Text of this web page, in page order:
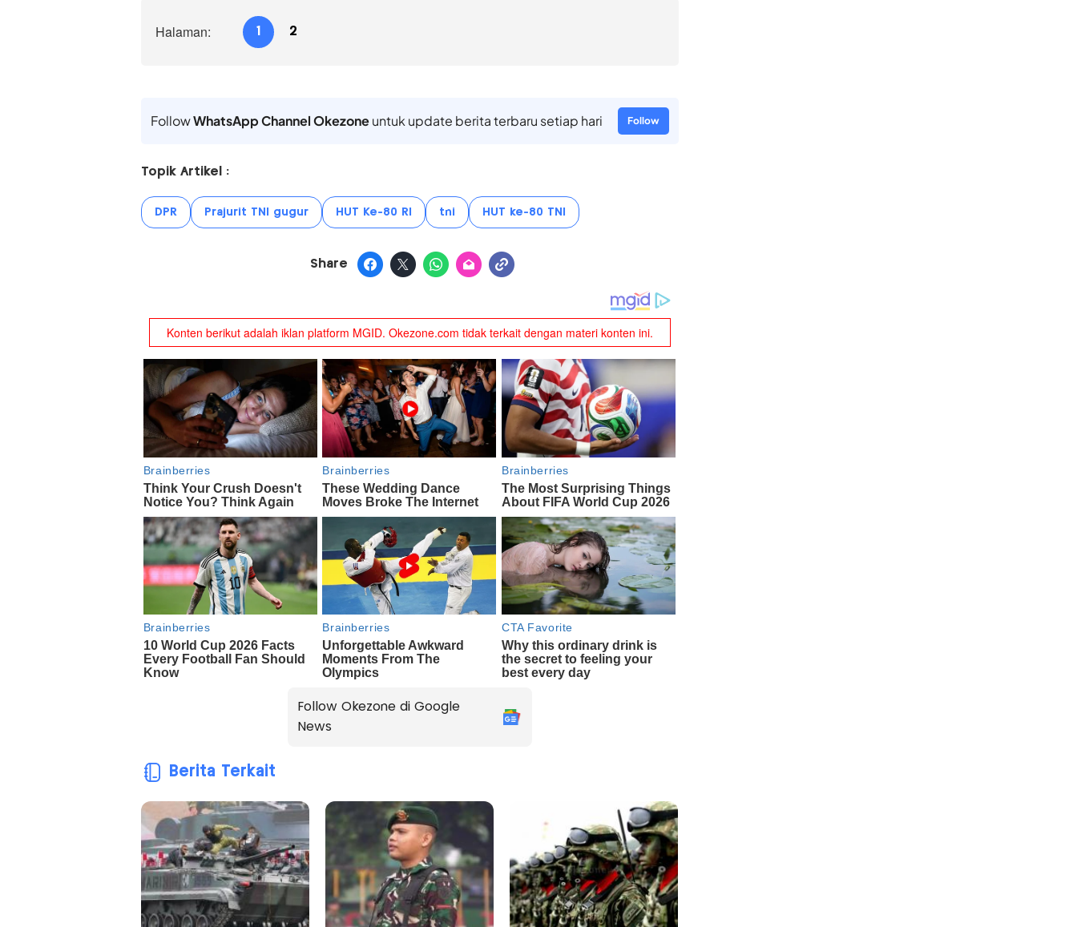
Halaman: 1 2
FollowWhatsApp Channel Okezoneuntuk update berita terbaru setiap hari Follow
Topik Artikel :
DPR Prajurit TNI gugur HUT Ke-80 RI tni HUT ke-80 TNI
Share
Follow Okezone di Google
News
Berita Terkait